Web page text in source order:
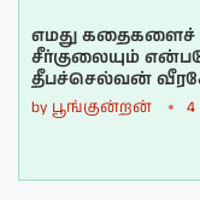
எமது
சீர்குலையும்
தீபச்செல்வன்
by பூங்குன்றன் 4